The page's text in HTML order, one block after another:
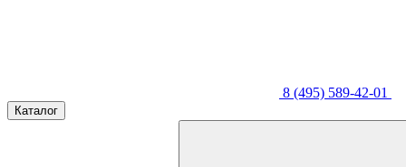
8 (495) 589-42-01
Каталог